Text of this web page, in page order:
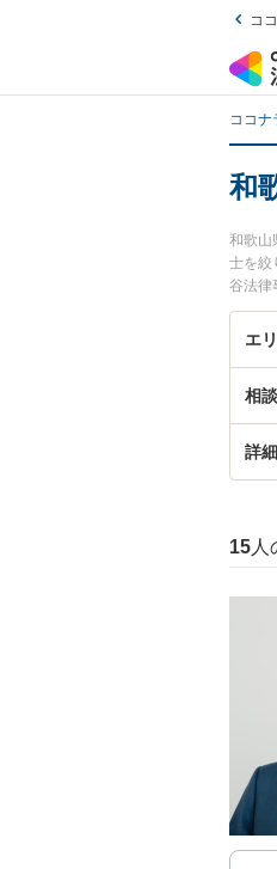
コ
ココナ
和
和歌山
士を絞
谷法律
す。『
で闇
エ
相
詳
15